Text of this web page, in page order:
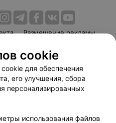
Размещение рекламы
Способы оплаты
Партнеры
103.by
cookie
cookie
для обеспечения
его улучшения, сбора
персонализированных
использования файлов